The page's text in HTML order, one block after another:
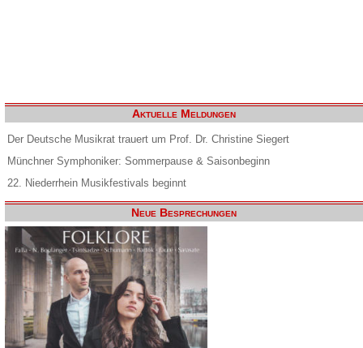
Aktuelle Meldungen
Der Deutsche Musikrat trauert um Prof. Dr. Christine Siegert
Münchner Symphoniker: Sommerpause & Saisonbeginn
22. Niederrhein Musikfestivals beginnt
Neue Besprechungen